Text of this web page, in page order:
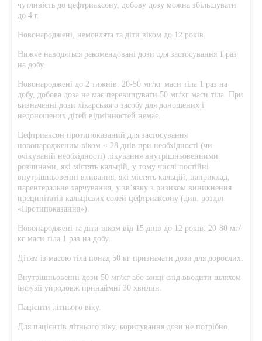
чутливість до цефтриаксону, добову дозу можна збільшувати
до 4 г.
Новонароджені, немовлята та діти віком до 12 років.
Нижче наводяться рекомендовані дози для застосування 1 раз
на добу.
Новонароджені до 2 тижнів: 20-50 мг/кг маси тіла 1 раз на
добу, добова доза не має перевищувати 50 мг/кг маси тіла. При
визначенні дози лікарського засобу для доношених і
недоношених дітей відмінностей немає.
Цефтриаксон протипоказаний для застосування
новонародженим віком ≤ 28 днів при необхідності (чи
очікуваній необхідності) лікування внутрішньовенними
розчинами, які містять кальцій, у тому числі постійні
внутрішньовенні вливання, які містять кальцій, наприклад,
парентеральне харчування, у зв’язку з ризиком виникнення
преципітатів кальцієвих солей цефтриаксону (див. розділ
«Протипоказання»).
Новонароджені та діти віком від 15 днів до 12 років: 20-80 мг/
кг маси тіла 1 раз на добу.
Дітям із масою тіла понад 50 кг призначати дози для дорослих.
Внутрішньовенні дози 50 мг/кг або вищі слід вводити шляхом
інфузії упродовж принаймні 30 хвилин.
Пацієнти літнього віку.
Для пацієнтів літнього віку, коригування дози не потрібно.